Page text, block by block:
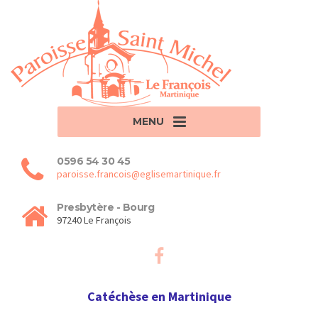
MENU
0596 54 30 45
paroisse.francois@eglisemartinique.fr
Presbytère - Bourg
97240 Le François
Catéchèse en Martinique